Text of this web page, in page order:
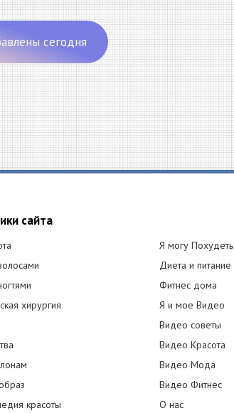
сегодня
сайта
хирургия
красоты
Я могу Похудеть
Диета и питание
Фитнес дома
Я и мое Видео
Видео советы
Видео Красота
Видео Мода
Видео Фитнес
О нас